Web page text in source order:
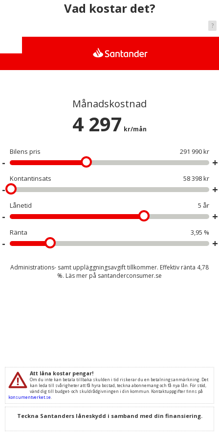
Vad kostar det?
Månadskostnad
4 297 kr/mån
291 990 kr
Bilens pris
58 398 kr
Kontantinsats
5 år
Lånetid
3,95 %
Ränta
Administrations- samt uppläggningsavgift tillkommer. Effektiv ränta 4,78
%. Läs mer på santanderconsumer.se
?
Att låna kostar pengar!
Om du inte kan betala tillbaka skulden i tid riskerar du en betalningsanmärkning. Det
kan leda till svårigheter att få hyra bostad, teckna abonnemang och få nya lån. För stöd,
vänd dig till budget- och skuldrådgivningen i din kommun. Kontaktuppgifter finns på
konsumentverket.se
Teckna Santanders låneskydd i samband med din finansiering.